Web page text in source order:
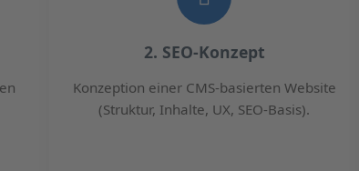
2. SEO-Konzept
Konzeption einer CMS-basierten Website
(Struktur, Inhalte, UX, SEO-Basis).